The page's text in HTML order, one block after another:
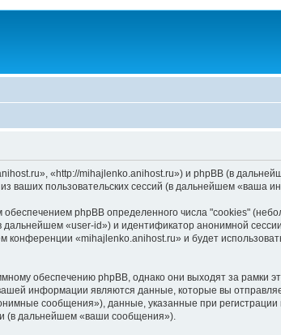
«http://mihajlenko.anihost.ru») и phpBB (в
ваших пользовательских сессий (в дальнейшем «ваша
phpBB определенного числа "cookies"
«user-id») и идентификатор анонимной
конференции «mihajlenko.anihost.ru» и будет
обеспечению phpBB, однако они выходят за рамки
информации являются данные, которые вы
сообщения»), данные, указанные при регистрации
(в дальнейшем «ваши сообщения»).